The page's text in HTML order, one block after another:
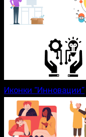
Иконки “Инновации”